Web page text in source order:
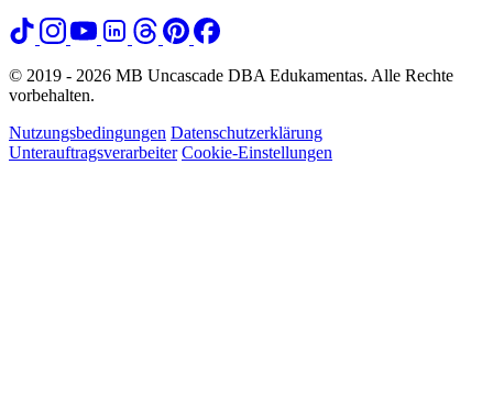
© 2019 - 2026 MB Uncascade DBA Edukamentas. Alle Rechte
vorbehalten.
Nutzungsbedingungen Datenschutzerklärung
Unterauftragsverarbeiter Cookie-Einstellungen